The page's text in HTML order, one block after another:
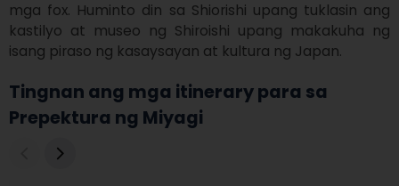
mga fox. Huminto din sa Shiorishi upang tuklasin ang
kastilyo at museo ng Shiroishi upang makakuha ng
isang piraso ng kasaysayan at kultura ng Japan.
Tingnan ang mga itinerary para sa
Prepektura ng Miyagi